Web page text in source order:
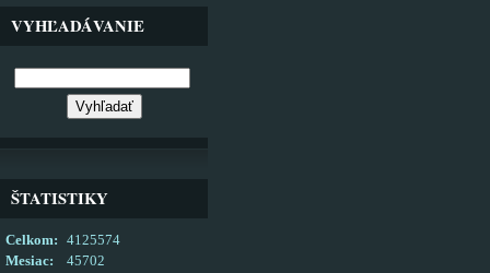
VYHĽADÁVANIE
ŠTATISTIKY
Celkom:
4125574
Mesiac:
45702